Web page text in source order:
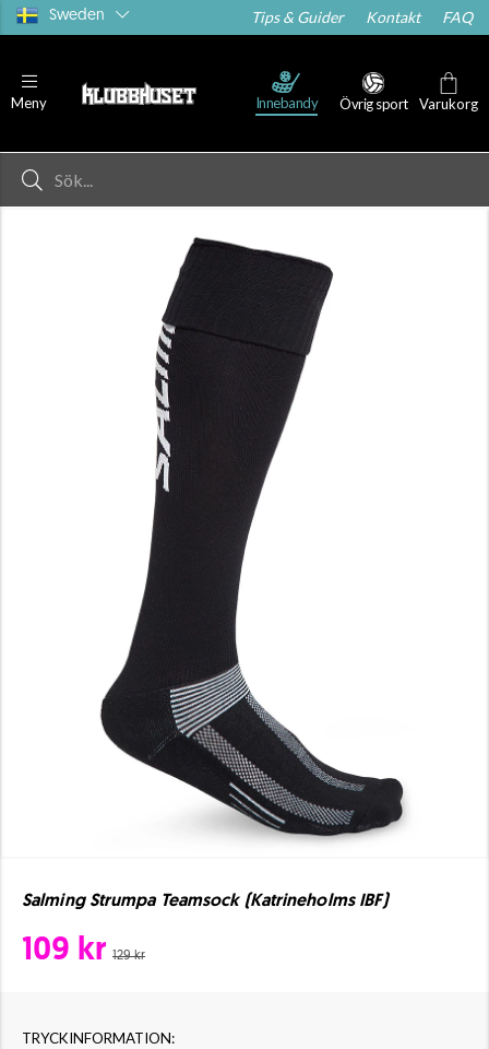
Sweden Tips & Guider Kontakt FAQ
Meny Innebandy Övrig sport Varukorg
Salming Strumpa Teamsock (Katrineholms IBF)
109 kr 129 kr
TRYCKINFORMATION: